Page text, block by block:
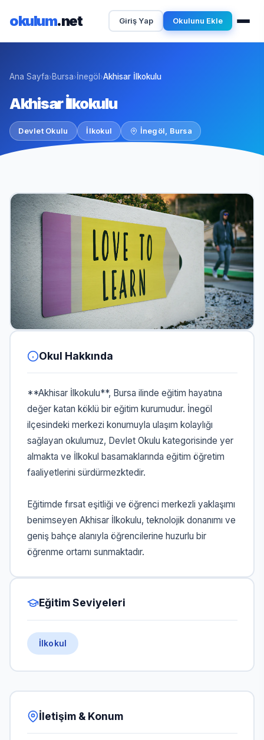
okulum.net Giriş Yap Okulunu Ekle
Ana Sayfa› Bursa›İnegöl ›Akhisar İlkokulu
Akhisar İlkokulu
Devlet Okulu İlkokul İnegöl, Bursa
Okul Hakkında
**Akhisar İlkokulu**, Bursa ilinde eğitim hayatına
değer katan köklü bir eğitim kurumudur. İnegöl
ilçesindeki merkezi konumuyla ulaşım kolaylığı
sağlayan okulumuz, Devlet Okulu kategorisinde yer
almakta ve İlkokul basamaklarında eğitim öğretim
faaliyetlerini sürdürmezktedir.
Eğitimde fırsat eşitliği ve öğrenci merkezli yaklaşımı
benimseyen Akhisar İlkokulu, teknolojik donanımı ve
geniş bahçe alanıyla öğrencilerine huzurlu bir
öğrenme ortamı sunmaktadır.
Eğitim Seviyeleri
İlkokul
İletişim & Konum